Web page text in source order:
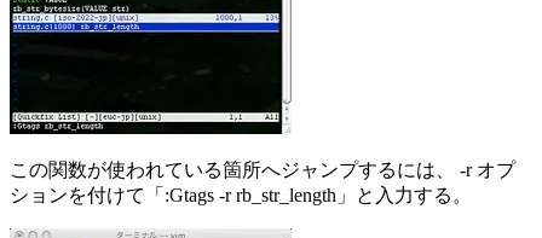
この関数が使われている箇所へジャンプするには、 -r オプ
ションを付けて「:Gtags -r rb_str_length」と入力する。